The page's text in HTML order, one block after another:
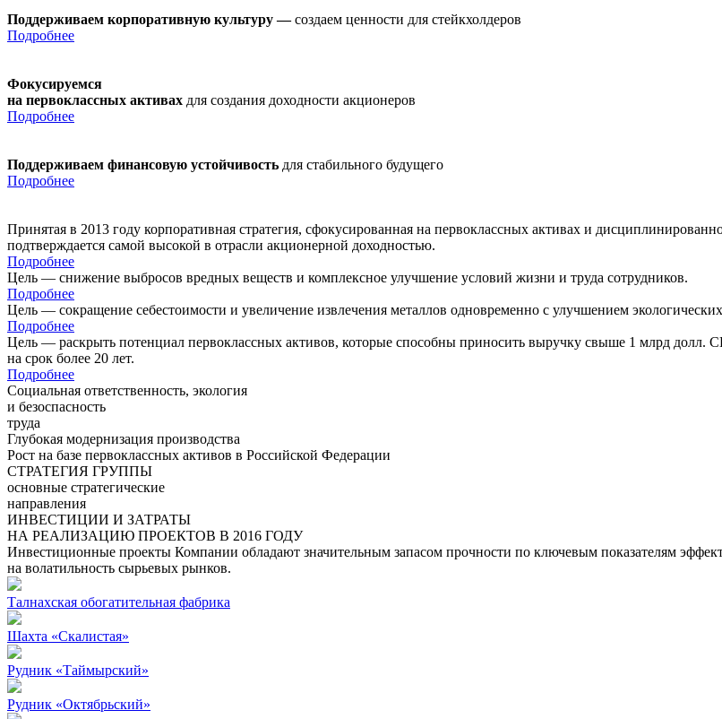
Поддерживаем корпоративную культуру —создаем ценности для стейкхолдеров
Подробнее
Фокусируемся
на первоклассных активах для создания доходности акционеров
Подробнее
Поддерживаем финансовую устойчивость для стабильного будущего
Подробнее
Принятая в 2013 году корпоративная стратегия, сфокусированная на первоклассных активах и
подтверждается самой высокой в отрасли акционерной доходностью.
Подробнее
Цель — снижение выбросов вредных веществ и комплексное улучшение условий жизни и труда сотрудников.
Подробнее
Цель — сокращение себестоимости и увеличение извлечения металлов одновременно с улучшением экологических
Подробнее
Цель — раскрыть потенциал первоклассных активов, которые способны приносить выручку свыше 1 млрд долл.
на срок более 20 лет.
Подробнее
Социальная ответственность, экология
и безоспасность
труда
Глубокая модернизация производства
Рост на базе первоклассных активов в Российской Федерации
СТРАТЕГИЯ ГРУППЫ
основные стратегические
направления
ИНВЕСТИЦИИ И ЗАТРАТЫ
НА РЕАЛИЗАЦИЮ ПРОЕКТОВ В 2016 ГОДУ
Инвестиционные проекты Компании обладают значительным запасом прочности по ключевым показателям
на волатильность сырьевых рынков.
Талнахская обогатительная фабрика
Шахта «Скалистая»
Рудник «Таймырский»
Рудник «Октябрьский»